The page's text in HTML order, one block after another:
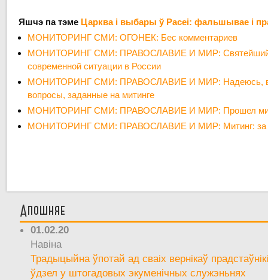
Яшчэ па тэме Царква і выбары ў Расеі: фальшывае і
МОНИТОРИНГ СМИ: ОГОНЕК: Бес комментариев
МОНИТОРИНГ СМИ: ПРАВОСЛАВИЕ И МИР: Святейший
современной ситуации в России
МОНИТОРИНГ СМИ: ПРАВОСЛАВИЕ И МИР: Надеюсь,
вопросы, заданные на митинге
МОНИТОРИНГ СМИ: ПРАВОСЛАВИЕ И МИР: Прошел
МОНИТОРИНГ СМИ: ПРАВОСЛАВИЕ И МИР: Митинг: за
Апошняе
01.02.20
Навіна
Традыцыйна ўпотай ад сваіх вернікаў
ўдзел у штогадовых экуменічных служэньнях